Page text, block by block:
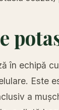
în echipă
Este
a